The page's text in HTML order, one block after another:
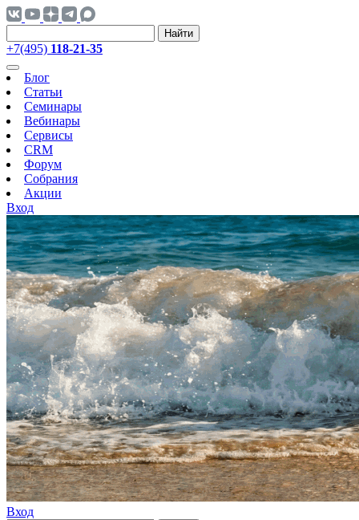
Найти
+7(495) 118-21-35
Блог
Статьи
Семинары
Вебинары
Сервисы
CRM
Форум
Собрания
Акции
Вход
Вход